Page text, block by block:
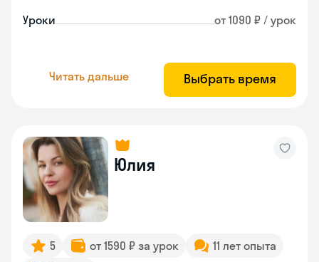
Уроки от 1090 ₽ / урок
Читать дальше Выбрать время
Юлия
5 от 1590 ₽ за урок
11 лет опыта